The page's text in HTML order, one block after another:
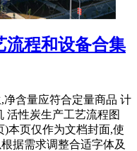
流程和设备合集
含量应符合定量商品 计
活性炭生产工艺流程图
)本页仅作为文档封面,使
据需求调整合适字体及